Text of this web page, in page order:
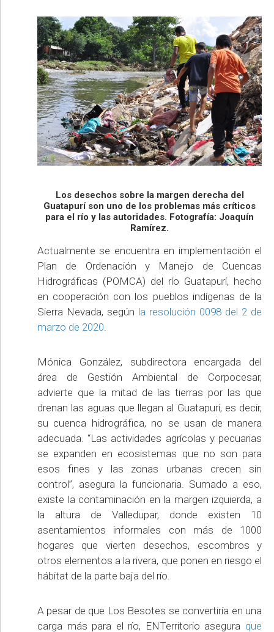
Los desechos sobre la margen derecha del
Guatapurí son uno de los problemas más críticos
para el río y las autoridades. Fotografía: Joaquín
Ramírez.
Actualmente se encuentra en implementación el
Plan de Ordenación y Manejo de Cuencas
Hidrográficas (POMCA) del río Guatapurí, hecho
en cooperación con los pueblos indígenas de la
Sierra Nevada, según la resolución 0098 del 2 de
marzo de 2020
Mónica González, subdirectora encargada del
área de Gestión Ambiental de Corpocesar,
advierte que la mitad de las tierras por las que
drenan las aguas que llegan al Guatapurí, es decir,
su cuenca hidrográfica, no se usan de manera
adecuada. “Las actividades agrícolas y pecuarias
se expanden en ecosistemas que no son para
esos fines y las zonas urbanas crecen sin
control”, asegura la funcionaria. Sumado a eso,
existe la contaminación en la margen izquierda, a
la altura de Valledupar, donde existen 10
asentamientos informales con más de 1000
hogares que vierten desechos, escombros y
otros elementos a la rivera, que ponen en riesgo el
hábitat de la parte baja del río.
A pesar de que Los Besotes se convertiría en una
carga más para el río, ENTerritorio asegura que